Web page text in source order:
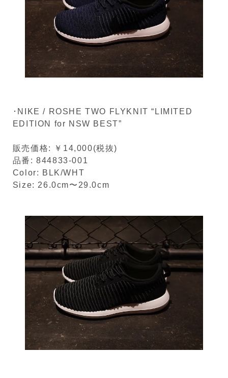
･NIKE / ROSHE TWO FLYKNIT “LIMITED
EDITION for NSW BEST”
販売価格: ￥14,000(税抜)
品番: 844833-001
Color: BLK/WHT
Size: 26.0cm〜29.0cm